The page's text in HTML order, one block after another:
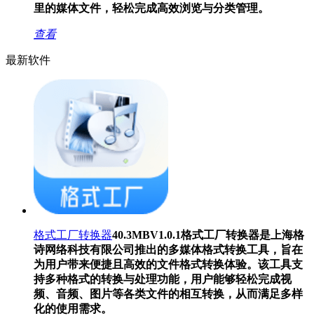
里的媒体文件，轻松完成高效浏览与分类管理。
查看
最新软件
格式工厂转换器40.3MBV1.0.1格式工厂转换器是上海格
诗网络科技有限公司推出的多媒体格式转换工具，旨在
为用户带来便捷且高效的文件格式转换体验。该工具支
持多种格式的转换与处理功能，用户能够轻松完成视
频、音频、图片等各类文件的相互转换，从而满足多样
化的使用需求。